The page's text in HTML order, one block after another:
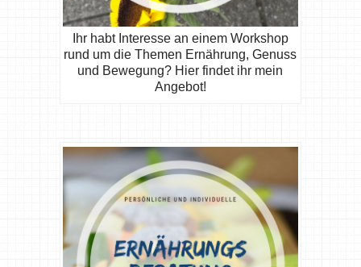
Ihr habt Interesse an einem Workshop
rund um die Themen Ernährung, Genuss
und Bewegung? Hier findet ihr mein
Angebot!